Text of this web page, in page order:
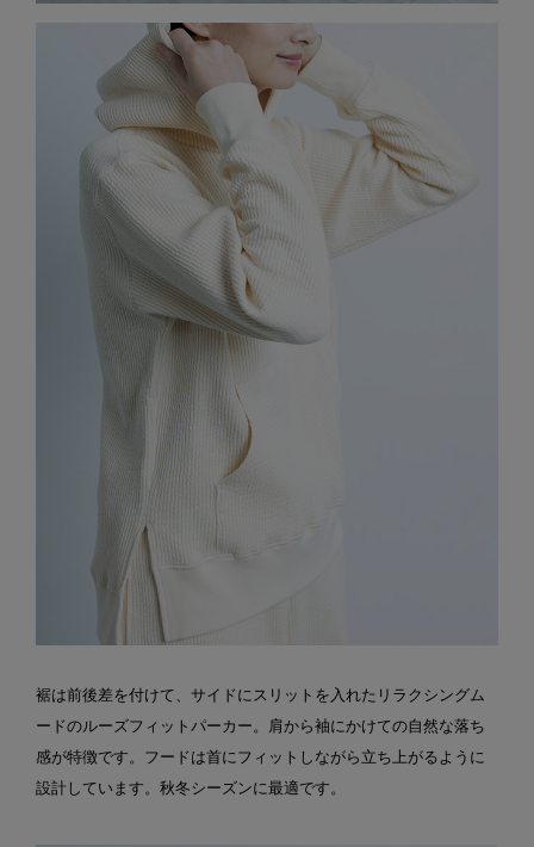
裾は前後差を付けて、サイドにスリットを入れたリラクシングム
ードのルーズフィットパーカー。肩から袖にかけての自然な落ち
感が特徴です。フードは首にフィットしながら立ち上がるように
設計しています。秋冬シーズンに最適です。